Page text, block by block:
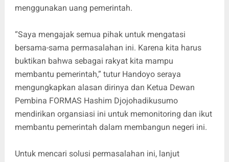
menggunakan uang pemerintah.
“Saya mengajak semua pihak untuk mengatasi
bersama-sama permasalahan ini. Karena kita harus
buktikan bahwa sebagai rakyat kita mampu
membantu pemerintah,” tutur Handoyo seraya
mengungkapkan alasan dirinya dan Ketua Dewan
Pembina FORMAS Hashim Djojohadikusumo
mendirikan organsiasi ini untuk memonitoring dan ikut
membantu pemerintah dalam membangun negeri ini.
Untuk mencari solusi permasalahan ini, lanjut